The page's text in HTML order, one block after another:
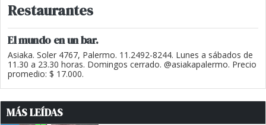
Restaurantes
El mundo en un bar.
Asiaka. Soler 4767, Palermo. 11.2492-8244. Lunes a sábados de
11.30 a 23.30 horas. Domingos cerrado. @asiakapalermo. Precio
promedio: $ 17.000.
MÁS LEÍDAS